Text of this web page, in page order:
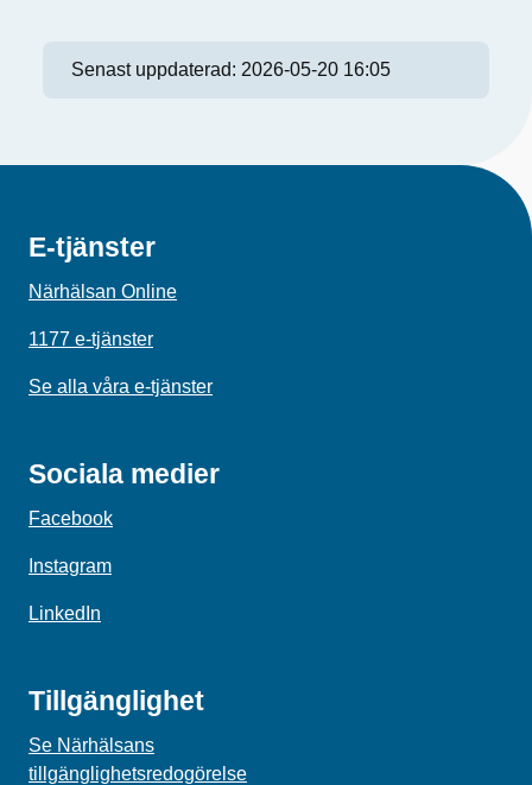
Senast uppdaterad: 2026-05-20 16:05
E-tjänster
Närhälsan Online
1177 e-tjänster
Se alla våra e-tjänster
Sociala medier
Facebook
Instagram
LinkedIn
Tillgänglighet
Se Närhälsans
tillgänglighetsredogörelse